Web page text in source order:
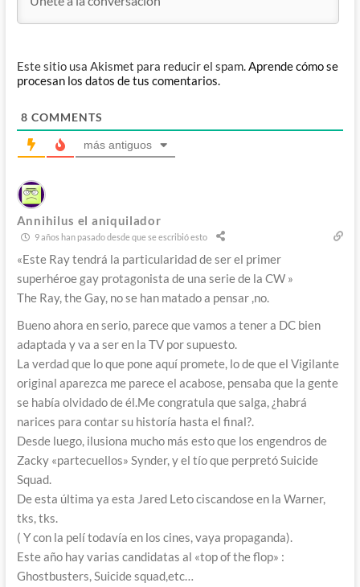
Este sitio usa Akismet para reducir el spam.Aprende cómo se
procesan los datos de tus comentarios.
8 COMMENTS
más antiguos
Annihilus el aniquilador
9 años han pasado desde que se escribió esto
«Este Ray tendrá la particularidad de ser el primer
superhéroe gay protagonista de una serie de la CW »
The Ray, the Gay, no se han matado a pensar ,no.
Bueno ahora en serio, parece que vamos a tener a DC bien
adaptada y va a ser en la TV por supuesto.
La verdad que lo que pone aquí promete, lo de que el Vigilante
original aparezca me parece el acabose, pensaba que la gente
se había olvidado de él.Me congratula que salga, ¿habrá
narices para contar su historía hasta el final?.
Desde luego, ilusiona mucho más esto que los engendros de
Zacky «partecuellos» Synder, y el tío que perpretó Suicide
Squad.
De esta última ya esta Jared Leto ciscandose en la Warner,
tks, tks.
( Y con la pelí todavía en los cines, vaya propaganda).
Este año hay varias candidatas al «top of the flop» :
Ghostbusters, Suicide squad,etc…